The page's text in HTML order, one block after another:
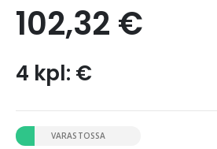
102,32 €
4 kpl: €
VARASTOSSA